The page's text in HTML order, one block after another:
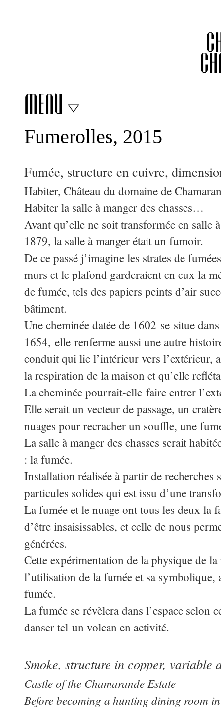
menu
Fumerolles, 2015
Fumée, structure en cuivre,
Habiter, Château du domaine de
Habiter la salle à manger des chasses…
Avant qu’elle ne soit transformée en salle
1879, la salle à manger était un fumoir.
De ce passé j’imagine les strates de
murs et le plafond garderaient en eux la
de fumée, tels des papiers peints d’air
bâtiment.
Une cheminée datée de 1602 se situe
1654, elle renferme aussi une autre
conduit qui lie l’intérieur vers l’extérieur,
la respiration de la maison et qu’elle
La cheminée pourrait-elle faire entrer
Elle serait un vecteur de passage, un
nuages pour recracher un souffle, une
La salle à manger des chasses serait
: la fumée.
Installation réalisée à partir de
particules solides qui est issu d’une
La fumée et le nuage ont tous les deux la
d’être insaisissables, et celle de nous
générées.
Cette expérimentation de la physique de
l’utilisation de la fumée et sa symbolique,
fumée.
La fumée se révèlera dans l’espace
danser tel un volcan en activité.
Smoke, structure in copper, variable
Castle of the Chamarande Estate
Before becoming a hunting dining room